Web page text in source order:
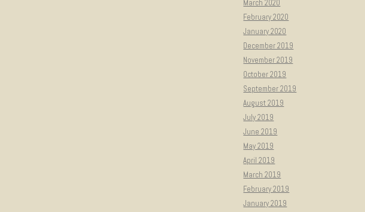
March 2020
February 2020
January 2020
December 2019
November 2019
October 2019
September 2019
August 2019
July 2019
June 2019
May 2019
April 2019
March 2019
February 2019
January 2019